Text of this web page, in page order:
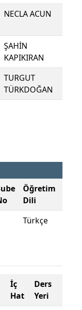
NECLA ACUN
ŞAHİN
KAPIKIRAN
TURGUT
TÜRKDOĞAN
Öğretim
Dili
Türkçe
İç
Hat
Ders
Yeri